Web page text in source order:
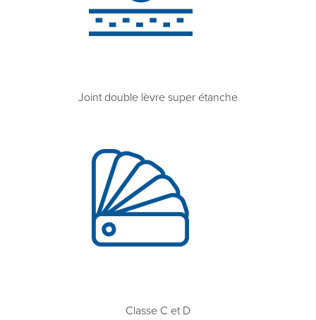
Joint double lèvre super étanche
Classe C et D